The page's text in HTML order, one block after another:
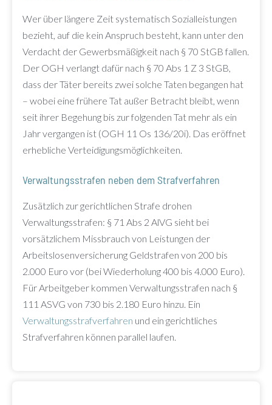
Wer über längere Zeit systematisch Sozialleistungen
bezieht, auf die kein Anspruch besteht, kann unter den
Verdacht der Gewerbsmäßigkeit nach § 70 StGB fallen.
Der OGH verlangt dafür nach § 70 Abs 1 Z 3 StGB,
dass der Täter bereits zwei solche Taten begangen hat
– wobei eine frühere Tat außer Betracht bleibt, wenn
seit ihrer Begehung bis zur folgenden Tat mehr als ein
Jahr vergangen ist (OGH 11 Os 136/20i). Das eröffnet
erhebliche Verteidigungsmöglichkeiten.
Verwaltungsstrafen neben dem Strafverfahren
Zusätzlich zur gerichtlichen Strafe drohen
Verwaltungsstrafen: § 71 Abs 2 AlVG sieht bei
vorsätzlichem Missbrauch von Leistungen der
Arbeitslosenversicherung Geldstrafen von 200 bis
2.000 Euro vor (bei Wiederholung 400 bis 4.000 Euro).
Für Arbeitgeber kommen Verwaltungsstrafen nach §
111 ASVG von 730 bis 2.180 Euro hinzu. Ein
Verwaltungsstrafverfahren und ein gerichtliches
Strafverfahren können parallel laufen.